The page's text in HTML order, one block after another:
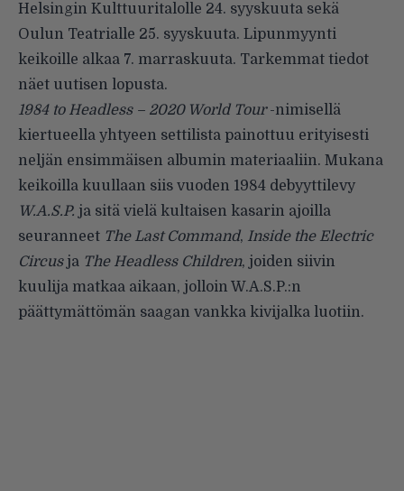
Helsingin Kulttuuritalolle 24. syyskuuta sekä
Oulun Teatrialle 25. syyskuuta. Lipunmyynti
keikoille alkaa 7. marraskuuta. Tarkemmat tiedot
näet uutisen lopusta.
1984 to Headless – 2020 World Tour-nimisellä
kiertueella yhtyeen settilista painottuu erityisesti
neljän ensimmäisen albumin materiaaliin. Mukana
keikoilla kuullaan siis vuoden 1984 debyyttilevy
W.A.S.P. ja sitä vielä kultaisen kasarin ajoilla
seuranneet The Last Command, Inside the Electric
Circusja The Headless Children, joiden siivin
kuulija matkaa aikaan, jolloin W.A.S.P.:n
päättymättömän saagan vankka kivijalka luotiin.